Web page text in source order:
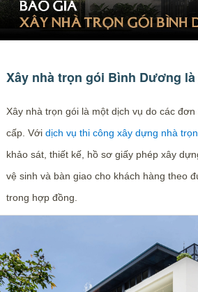
Xây nhà trọn gói Bình Dương
Xây nhà trọn gói là một dịch vụ do các
cấp. Với dịch vụ thi công xây dựng nhà
khảo sát, thiết kế, hồ sơ giấy phép xây
vệ sinh và bàn giao cho khách hàng theo
trong hợp đồng.